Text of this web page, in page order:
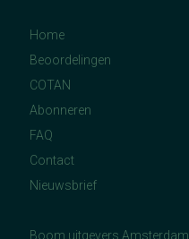
Home
Beoordelingen
COTAN
Abonneren
FAQ
Contact
Nieuwsbrief
Boom uitgevers Amsterdam